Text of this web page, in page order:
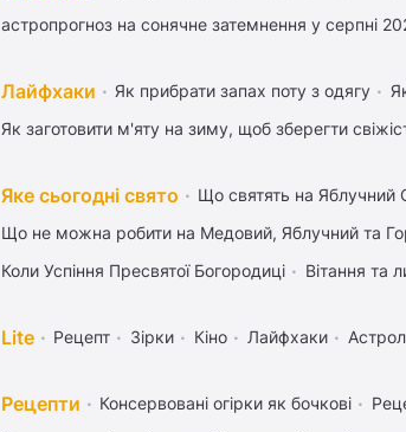
астропрогноз на сонячне затемнення у серпні
Лайфхаки Як прибрати запах поту з одягу
Як заготовити м'яту на зиму, щоб зберегти
Яке сьогодні свято Що святять на Яблучний
Що не можна робити на Медовий, Яблучний та
Коли Успіння Пресвятої Богородиці
Вітання та
Lite Рецепт Зірки Кіно Лайфхаки
Рецепти Консервовані огірки як бочкові